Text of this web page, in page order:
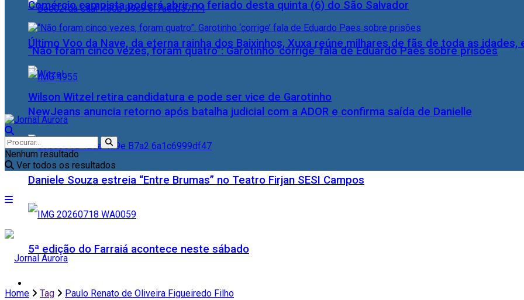
Último Voo da Nave, da eterna rainha dos Baixinhos, Xuxa reúne milhares de fãs de toda as idades,
NewJeans anuncia retorno após batalha judicial com a ADOR e confirma saída de Danielle
Daniele Souza estreia “Entre Brumas” no Teatro Firjan SESI Campos
5ª edição do Farraiá acontece neste sábado
Comércio campista poderá abrir no feriado desta quinta (6) do São Salvador
“Não foram cinco vezes, foram quatro”: Garotinho ‘corrige’ fala de Eduardo Paes sobre prisões
Wilson Witzel retira candidatura e pode ser vice de Garotinho
Nenhum resultado
Ver todos os resultados
Home Tag Paulo Renato de Oliveira Figueiredo Filho